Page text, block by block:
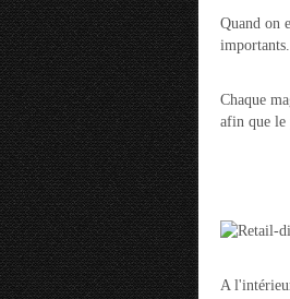
Quand on
importants.
Chaque
afin que le
A